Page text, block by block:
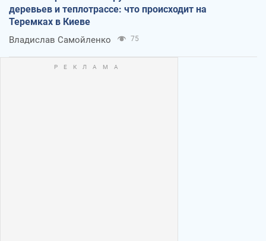
деревьев и теплотрассе: что происходит на
Теремках в Киеве
Владислав Самойленко 75